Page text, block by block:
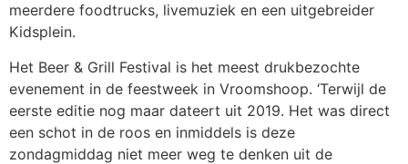
meerdere foodtrucks, livemuziek en een uitgebreider
Kidsplein.
Het Beer & Grill Festival is het meest drukbezochte
evenement in de feestweek in Vroomshoop. ‘Terwijl de
eerste editie nog maar dateert uit 2019. Het was direct
een schot in de roos en inmiddels is deze
zondagmiddag niet meer weg te denken uit de